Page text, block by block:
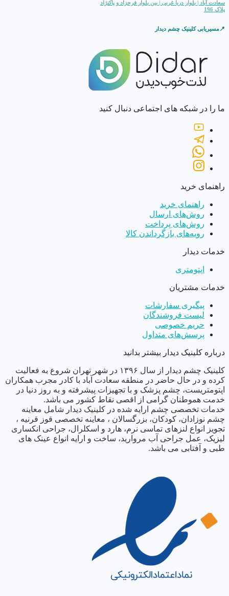
سعادت آباد | بلوار دریا غربی | بین بلوار فرحزاد و پاکنژاد
پلاک 196
📍مسیریابی کلینیک چشم دیدار
ما را در شبکه های اجتماعی دنبال کنید
راهنمای خرید
راهنمای خرید
روش‌های ارسال
روش‌های پرداخت
رویه‌های بازگرداندن کالا
خدمات دیدار
اپتومتری
خدمات مشتریان
پیگیری سفارشات
لیست فروشندگان
حریم خصوصی
پرسش‌های متداول
درباره کلینیک دیدار بیشتر بدانید
کلینیک چشم دیدار از سال ١٣٩۶ در شهر تهران شروع به فعالیت
کرده و در حال حاضر در منطقه سعادت آباد با کادر مجرب همکاران
اپتومتریست، چشم پزشک و با تجهیزات پیشرفته و به روز دنیا در
خدمت هموطنان گرامی از اقصی نقاط کشور می باشد.
خدمات تخصصی چشم ارایه شده در کلینیک دیدار شامل معاینه
چشم نوزادان، کودکان، بزرگسالان ، معاینه تخصصی قوز قرنیه ،
تجویز انواع لنزهای تماسی نرم، هارد و اسکلرال، جراحی انکساری
لیزیک، عمل جراحی آب مروارید، ساخت و ارایه انواع عینک های
طبی و آفتابی می باشد.